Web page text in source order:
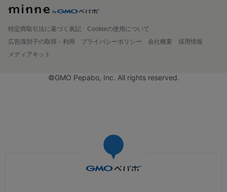
特定商取引法に基づく表記
Cookieの使用について
広告識別子の取得・利用
プライバシーポリシー 会社概要
採用情報
メディアキット
©GMO Pepabo, Inc. All rights reserved.